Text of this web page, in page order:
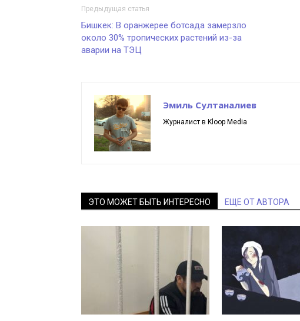
Предыдущая статья
Бишкек: В оранжерее ботсада замерзло
около 30% тропических растений из-за
аварии на ТЭЦ
Эмиль Султаналиев
Журналист в Kloop Media
ЭТО МОЖЕТ БЫТЬ ИНТЕРЕСНО ЕЩЕ ОТ АВТОРА